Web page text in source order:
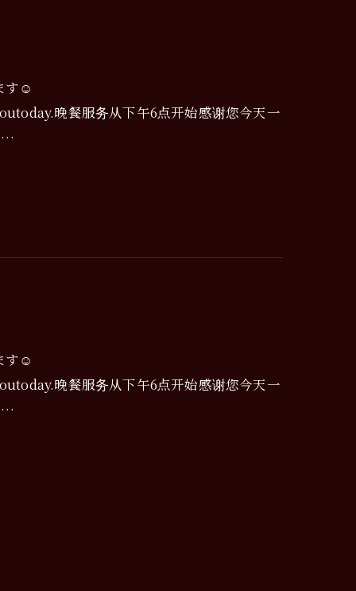
す☺️
晚餐服务从下午6点开始感谢您今天一
…
す☺️
晚餐服务从下午6点开始感谢您今天一
…